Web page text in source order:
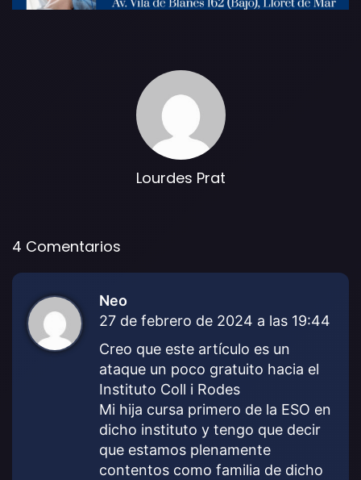
Lourdes Prat
4 Comentarios
Neo
i
e
:
27 de febrero de 2024 a las 19:44
Creo que este artículo es un
ataque un poco gratuito hacia el
Instituto Coll i Rodes
Mi hija cursa primero de la ESO en
dicho instituto y tengo que decir
que estamos plenamente
contentos como familia de dicho